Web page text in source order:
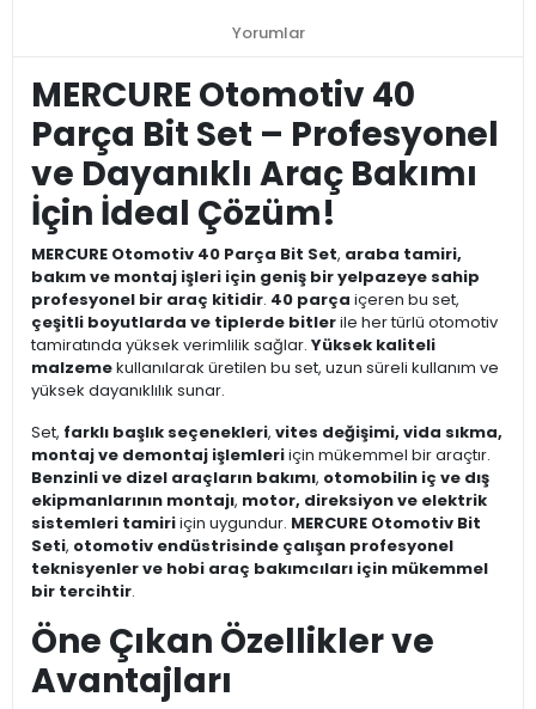
Yorumlar
MERCURE Otomotiv 40
Parça Bit Set – Profesyonel
ve Dayanıklı Araç Bakımı
İçin İdeal Çözüm!
MERCURE Otomotiv 40 Parça Bit Set, araba tamiri,
bakım ve montaj işleri için geniş bir yelpazeye sahip
profesyonel bir araç kitidir. 40 parça içeren bu set,
çeşitli boyutlarda ve tiplerde bitlerile her türlü otomotiv
tamiratında yüksek verimlilik sağlar. Yüksek kaliteli
malzemekullanılarak üretilen bu set, uzun süreli kullanım ve
yüksek dayanıklılık sunar.
Set, farklı başlık seçenekleri, vites değişimi, vida sıkma,
montaj ve demontaj işlemleriiçin mükemmel bir araçtır.
Benzinli ve dizel araçların bakımı, otomobilin iç ve dış
ekipmanlarının montajı, motor, direksiyon ve elektrik
sistemleri tamiriiçin uygundur. MERCURE Otomotiv Bit
Seti, otomotiv endüstrisinde çalışan profesyonel
teknisyenler ve hobi araç bakımcıları için mükemmel
bir tercihtir.
Öne Çıkan Özellikler ve
Avantajları